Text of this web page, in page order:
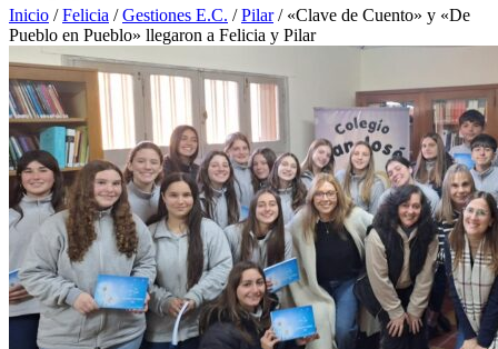
Inicio /Felicia /Gestiones E.C. /Pilar/ «Clave de Cuento» y «De
Pueblo en Pueblo» llegaron a Felicia y Pilar